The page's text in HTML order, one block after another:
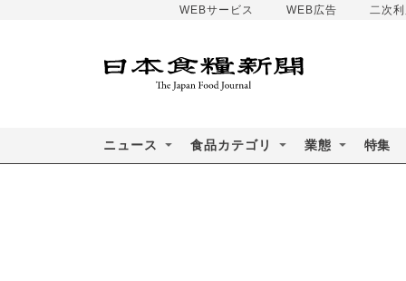
WEBサービス WEB広告 二次
ニュース 食品カテゴリ 業態 特集